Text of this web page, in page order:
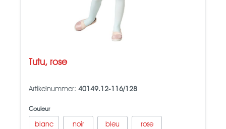
Tutu, rose
Artikelnummer: 40149.12-116/128
Couleur
blanc noir bleu rose